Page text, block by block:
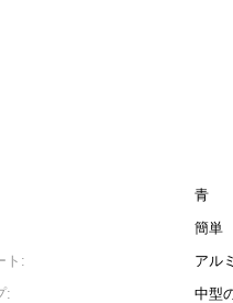
青
簡単
ト:
アル
:
中型